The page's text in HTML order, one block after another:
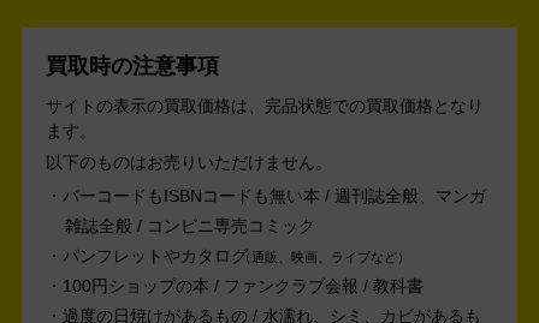
買取時の注意事項
サイトの表示の買取価格は、完品状態での買取価格となり
ます。
以下のものはお売りいただけません。
バーコードもISBNコードも無い本 / 週刊誌全般、マンガ
雑誌全般 / コンビニ専売コミック
パンフレットやカタログ 通販、映画、ライブなど
100円ショップの本 / ファンクラブ会報 / 教科書
過度の日焼けがあるもの / 水濡れ、シミ、カビがあるも